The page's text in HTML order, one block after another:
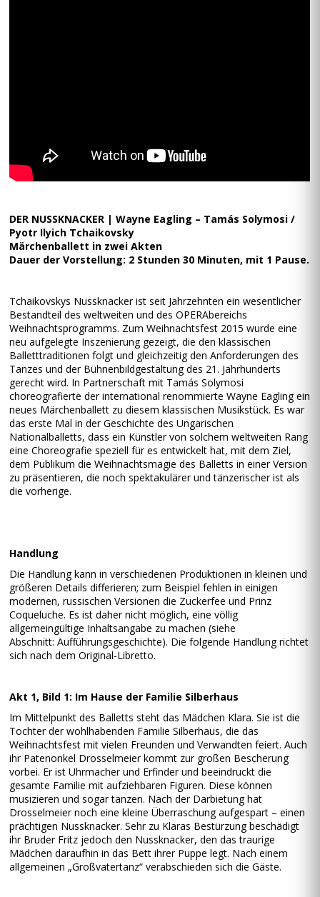
DER NUSSKNACKER | Wayne Eagling – Tamás Solymosi /
Pyotr Ilyich Tchaikovsky
Märchenballett in zwei Akten
Dauer der Vorstellung: 2 Stunden 30 Minuten, mit 1 Pause.
Tchaikovskys Nussknacker ist seit Jahrzehnten ein wesentlicher
Bestandteil des weltweiten und des OPERAbereichs
Weihnachtsprogramms. Zum Weihnachtsfest 2015 wurde eine
neu aufgelegte Inszenierung gezeigt, die den klassischen
Balletttraditionen folgt und gleichzeitig den Anforderungen des
Tanzes und der Bühnenbildgestaltung des 21. Jahrhunderts
gerecht wird. In Partnerschaft mit Tamás Solymosi
choreografierte der international renommierte Wayne Eagling ein
neues Märchenballett zu diesem klassischen Musikstück. Es war
das erste Mal in der Geschichte des Ungarischen
Nationalballetts, dass ein Künstler von solchem weltweiten Rang
eine Choreografie speziell für es entwickelt hat, mit dem Ziel,
dem Publikum die Weihnachtsmagie des Balletts in einer Version
zu präsentieren, die noch spektakulärer und tänzerischer ist als
die vorherige.
Handlung
Die Handlung kann in verschiedenen Produktionen in kleinen und
größeren Details differieren; zum Beispiel fehlen in einigen
modernen, russischen Versionen die Zuckerfee und Prinz
Coqueluche. Es ist daher nicht möglich, eine völlig
allgemeingültige Inhaltsangabe zu machen (siehe
Abschnitt: Aufführungsgeschichte). Die folgende Handlung richtet
sich nach dem Original-Libretto.
Akt 1, Bild 1: Im Hause der Familie Silberhaus
Im Mittelpunkt des Balletts steht das Mädchen Klara. Sie ist die
Tochter der wohlhabenden Familie Silberhaus, die das
Weihnachtsfest mit vielen Freunden und Verwandten feiert. Auch
ihr Patenonkel Drosselmeier kommt zur großen Bescherung
vorbei. Er ist Uhrmacher und Erfinder und beeindruckt die
gesamte Familie mit aufziehbaren Figuren. Diese können
musizieren und sogar tanzen. Nach der Darbietung hat
Drosselmeier noch eine kleine Überraschung aufgespart – einen
prächtigen Nussknacker. Sehr zu Klaras Bestürzung beschädigt
ihr Bruder Fritz jedoch den Nussknacker, den das traurige
Mädchen daraufhin in das Bett ihrer Puppe legt. Nach einem
allgemeinen „Großvatertanz“ verabschieden sich die Gäste.